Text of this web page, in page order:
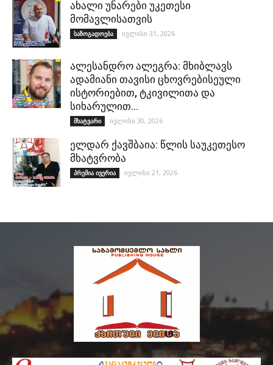
ახალი უნარები უკეთესი
მომავლისათვის
საზოგადოება ივლისი 31, 2026
ალესანდრო ალეგრა: მხიბლავს
ადამიანი თავისი ცხოვრებისეული
ისტორიებით, ტკივილითა და
სიხარულით…
მხატვარი ივლისი 30, 2026
ელდარ ქავშბაია: წლის საუკეთესო
მხატვრობა
პრემია ივერია ივლისი 21, 2026